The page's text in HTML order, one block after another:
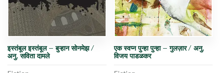
इस्तंबूल इस्तंबूल – बुऱ्हान सोनमेझ /
अनु. सविता दामले
एक स्वप्न पुन्हा पुन्हा – गुलज़ार / अनु.
विजय पाडळकर